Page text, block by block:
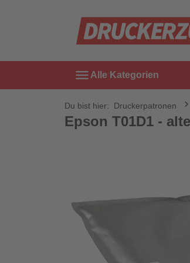
menu Alle Kategorien
Du bist hier: Druckerpatronen
Epson T01D1 -